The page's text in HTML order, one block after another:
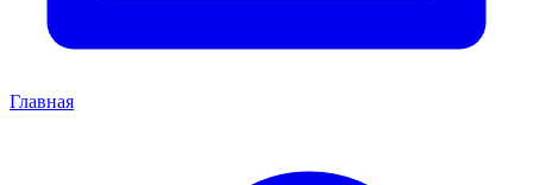
Главная